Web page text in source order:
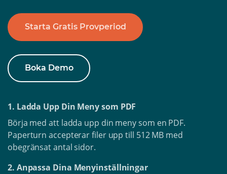
Starta Gratis Provperiod
Boka Demo
1. Ladda Upp Din Meny som PDF
Börja med att ladda upp din meny som en PDF.
Paperturn accepterar filer upp till 512 MB med
obegränsat antal sidor.
2. Anpassa Dina Menyinställningar